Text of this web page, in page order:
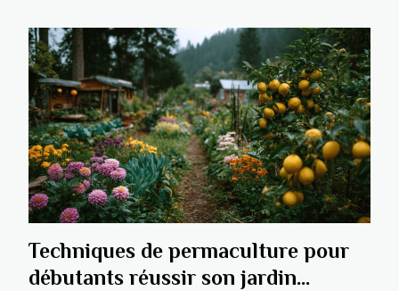
Techniques de permaculture pour
débutants réussir son jardin